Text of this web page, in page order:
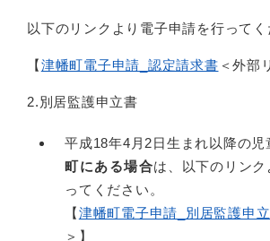
以下のリンクより電子申請を行ってく
【津幡町電子申請_認定請求書 ＜外部
2.別居監護申立書
平成18年4月2日生まれ以降の児
町にある場合は、以下のリンク
ってください。
【津幡町電子申請_別居監護申
＞ 】